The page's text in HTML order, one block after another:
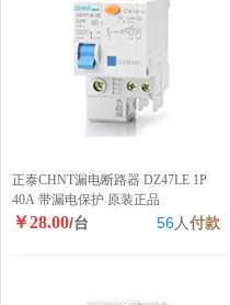
正泰CHNT漏电断路器 DZ47LE 1P
40A 带漏电保护 原装正品
￥28.00/台 56人付款